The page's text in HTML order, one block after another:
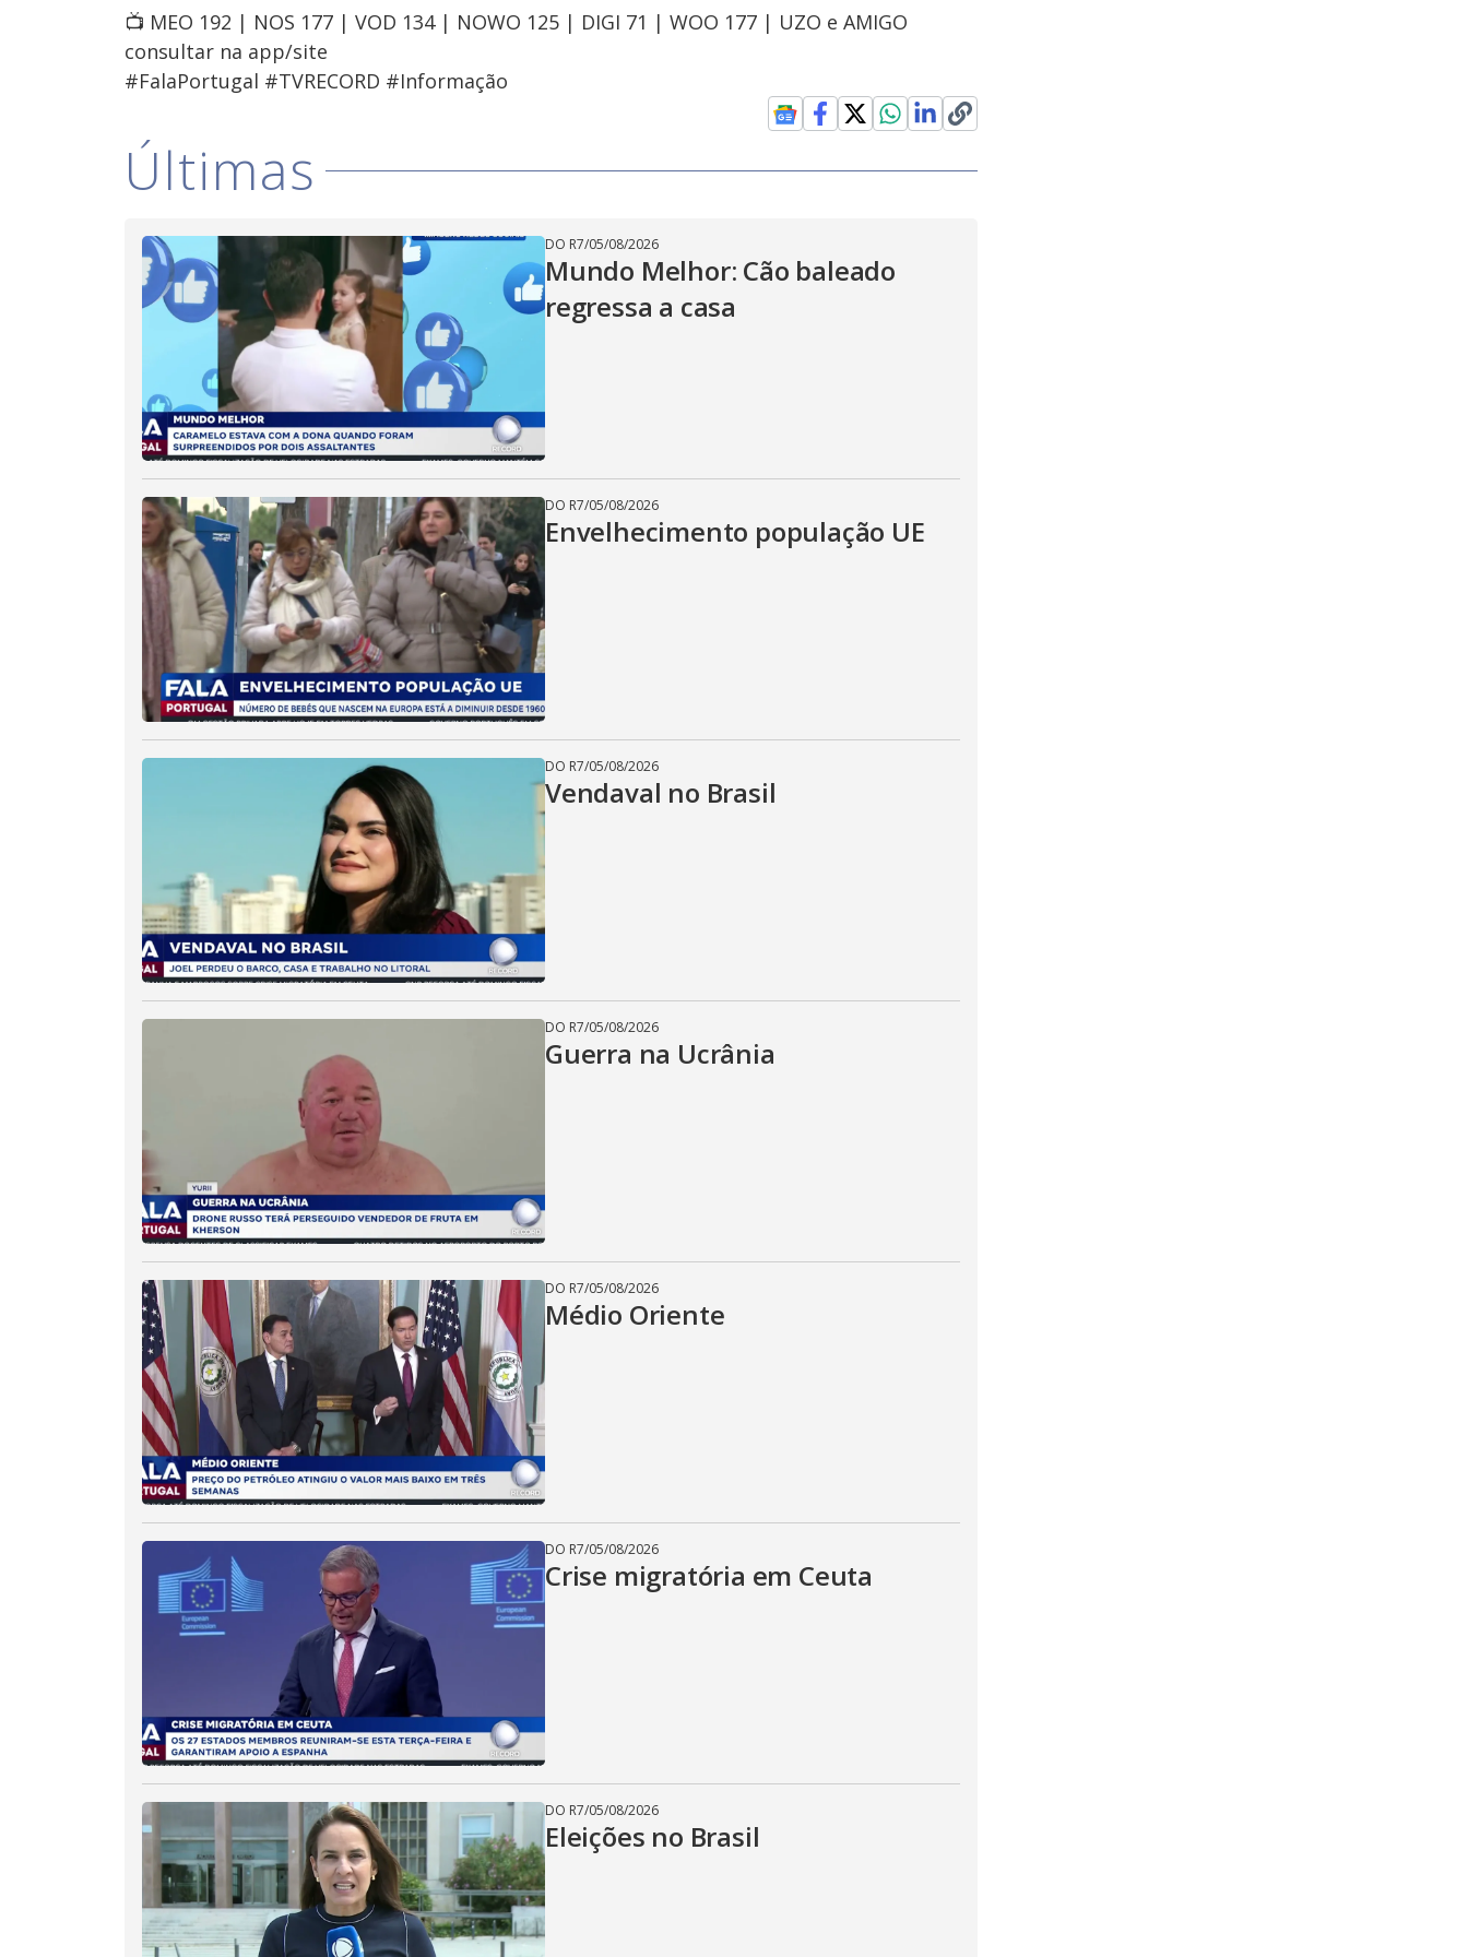
📺 MEO 192 | NOS 177 | VOD 134 | NOWO 125 | DIGI 71 | WOO 177 | UZO e AMIGO
consultar na app/site
#FalaPortugal #TVRECORD #Informação
Últimas
DO R7/05/08/2026
Mundo Melhor: Cão baleado
regressa a casa
DO R7/05/08/2026
Envelhecimento população UE
DO R7/05/08/2026
Vendaval no Brasil
DO R7/05/08/2026
Guerra na Ucrânia
DO R7/05/08/2026
Médio Oriente
DO R7/05/08/2026
Crise migratória em Ceuta
DO R7/05/08/2026
Eleições no Brasil